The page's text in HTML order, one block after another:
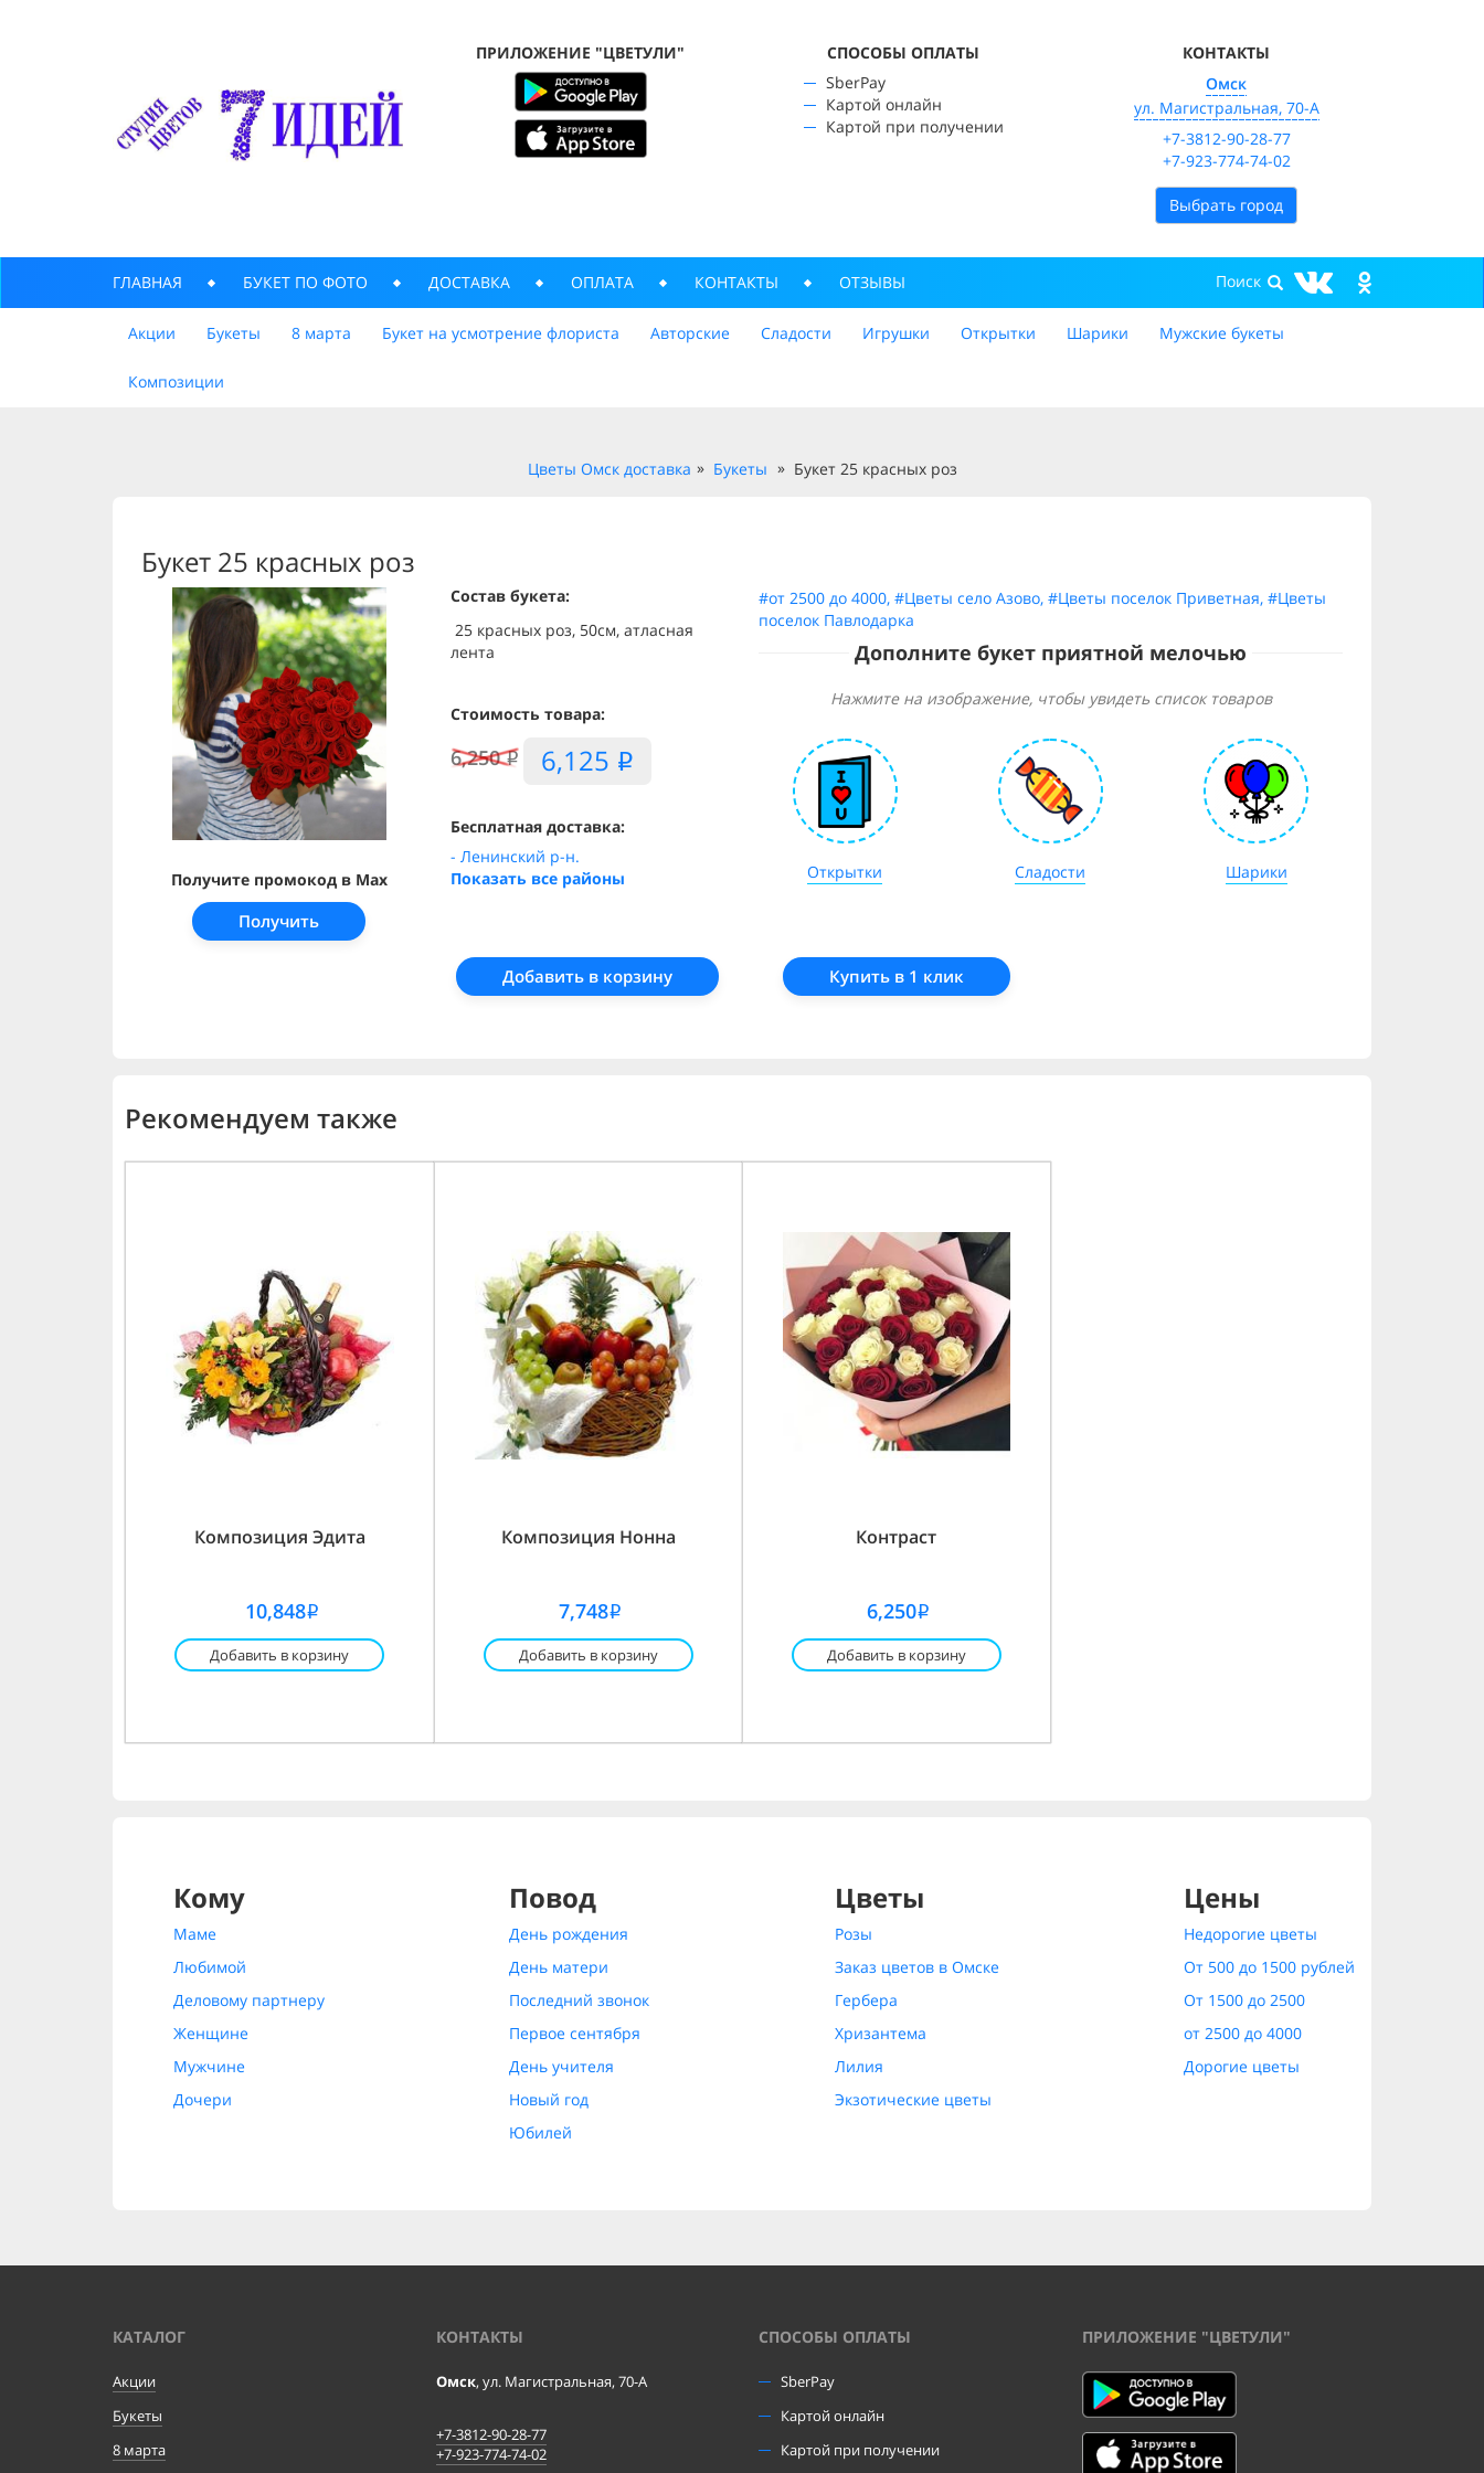
ПРИЛОЖЕНИЕ "ЦВЕТУЛИ"
CПОСОБЫ ОПЛАТЫ
SberPay
Картой онлайн
Картой при получении
КОНТАКТЫ
Омск
ул. Магистральная, 70-А
+7-3812-90-28-77
+7-923-774-74-02
Выбрать город
ГЛАВНАЯ БУКЕТ ПО ФОТО ДОСТАВКА ОПЛАТА КОНТАКТЫ ОТЗЫВЫ
Акции Букеты 8 марта Букет на усмотрение флориста Авторские Сладости Игрушки Открытки Шарики Мужские букеты
Композиции
Цветы Омск доставка Букеты Букет 25 красных роз
Букет 25 красных роз
Получите промокод в Max
Получить
Состав букета:
25 красных роз, 50см, атласная
лента
Стоимость товара:
6,250i 6,125 i
Бесплатная доставка:
- Ленинский р-н.
Показать все районы
#от 2500 до 4000, #Цветы село Азово, #Цветы поселок Приветная, #Цветы
поселок Павлодарка
Дополните букет приятной мелочью
Нажмите на изображение, чтобы увидеть список товаров
Открытки Сладости Шарики
Добавить в корзину Купить в 1 клик
Рекомендуем также
Композиция Эдита
10,848i
Добавить в корзину
Композиция Нонна
7,748i
Добавить в корзину
Контраст
6,250i
Добавить в корзину
Кому
Маме
Любимой
Деловому партнеру
Женщине
Мужчине
Дочери
Повод
День рождения
День матери
Последний звонок
Первое сентября
День учителя
Новый год
Юбилей
Цветы
Розы
Заказ цветов в Омске
Гербера
Хризантема
Лилия
Экзотические цветы
Цены
Недорогие цветы
От 500 до 1500 рублей
От 1500 до 2500
от 2500 до 4000
Дорогие цветы
КАТАЛОГ
Акции
Букеты
8 марта
КОНТАКТЫ
Омск, ул. Магистральная, 70-А
+7-3812-90-28-77
+7-923-774-74-02
CПОСОБЫ ОПЛАТЫ
SberPay
Картой онлайн
Картой при получении
ПРИЛОЖЕНИЕ "ЦВЕТУЛИ"